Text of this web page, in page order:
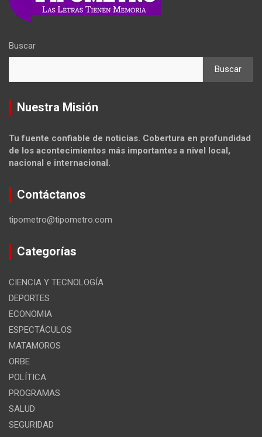
Buscar
Buscar
Nuestra Misión
Tu fuente confiable de noticias. Cobertura en profundidad
de los acontecimientos más importantes a nivel local,
nacional e internacional.
Contáctanos
tipometro@tipometro.com
Categorías
CIENCIA Y TECNOLOGÍA
DEPORTES
ECONOMIA
ESPECTÁCULOS
MATAMOROS
ORBE
POLÍTICA
PROGRAMAS
SALUD
SEGURIDAD